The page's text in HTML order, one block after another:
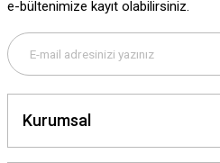
e-bültenimize kayıt olabilirsiniz.
Kurumsal